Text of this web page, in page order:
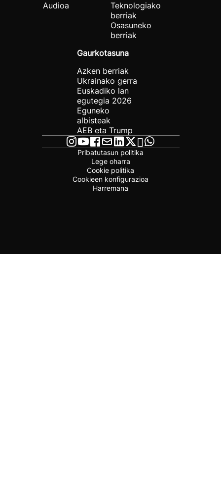
Audioa
Teknologiako
berriak
Osasuneko
berriak
Gaurkotasuna
Azken berriak
Ukrainako gerra
Euskadiko lan
egutegia 2026
Eguneko
albisteak
AEB eta Trump
Pribatutasun politika
Lege oharra
Cookie politika
Cookieen konfigurazioa
Harremana